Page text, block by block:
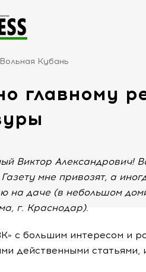
Вольная Кубань
главному
Виктор Александрович!
мне привозят, а
на даче (в небольшом
г. Краснодар).
с большим интересом и
действенными статьями,